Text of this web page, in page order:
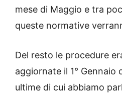
mese di Maggio e tra
queste normative
Del resto le procedure
aggiornate il 1° Gennaio
ultime di cui abbiamo